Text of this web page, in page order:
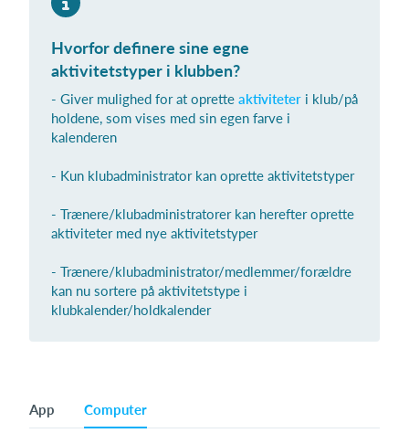
Hvad koster det?
Hvorfor definere sine egne
aktivitetstyper i klubben?
- Giver mulighed for at oprette aktiviteter i klub/på
holdene, som vises med sin egen farve i
kalenderen
- Kun klubadministrator kan oprette aktivitetstyper
- Trænere/klubadministratorer kan herefter oprette
aktiviteter med nye aktivitetstyper
- Trænere/klubadministrator/medlemmer/forældre
kan nu sortere på aktivitetstype i
klubkalender/holdkalender
App Computer